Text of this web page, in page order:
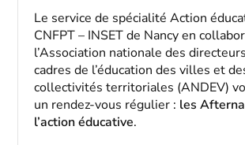
Le service de spécialité Action
CNFPT – INSET de Nancy en
l’Association nationale des
cadres de l’éducation des villes et
collectivités territoriales (ANDEV)
un rendez-vous régulier : les
l’action éducative.